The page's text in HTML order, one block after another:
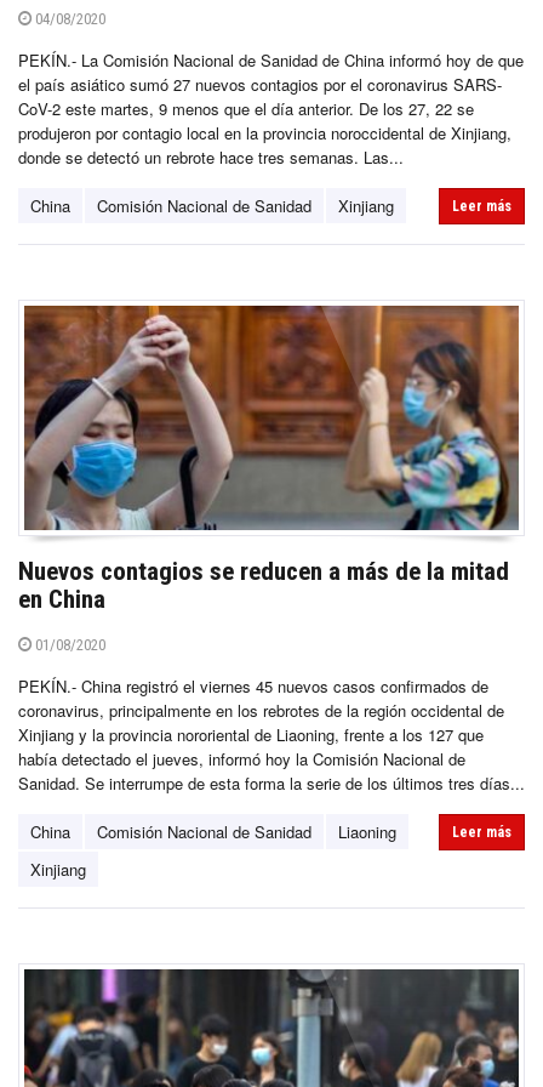
04/08/2020
PEKÍN.- La Comisión Nacional de Sanidad de China informó hoy de que
el país asiático sumó 27 nuevos contagios por el coronavirus SARS-
CoV-2 este martes, 9 menos que el día anterior. De los 27, 22 se
produjeron por contagio local en la provincia noroccidental de Xinjiang,
donde se detectó un rebrote hace tres semanas. Las...
China Comisión Nacional de Sanidad Xinjiang Leer más
Nuevos contagios se reducen a más de la mitad
en China
01/08/2020
PEKÍN.- China registró el viernes 45 nuevos casos confirmados de
coronavirus, principalmente en los rebrotes de la región occidental de
Xinjiang y la provincia nororiental de Liaoning, frente a los 127 que
había detectado el jueves, informó hoy la Comisión Nacional de
Sanidad. Se interrumpe de esta forma la serie de los últimos tres días...
China Comisión Nacional de Sanidad
Liaoning
Xinjiang
Leer más